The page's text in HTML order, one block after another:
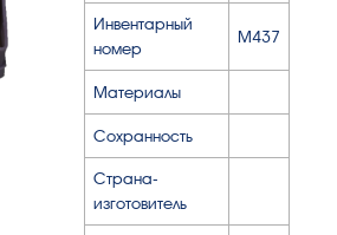
Инвентарный
номер
М437
Материалы
Сохранность
Страна-
изготовитель